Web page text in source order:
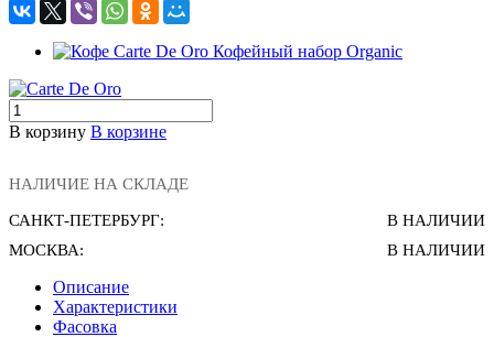
В корзину В корзине
НАЛИЧИЕ НА СКЛАДЕ
САНКТ-ПЕТЕРБУРГ:
В НАЛИЧИИ
МОСКВА:
В НАЛИЧИИ
Описание
Характеристики
Фасовка